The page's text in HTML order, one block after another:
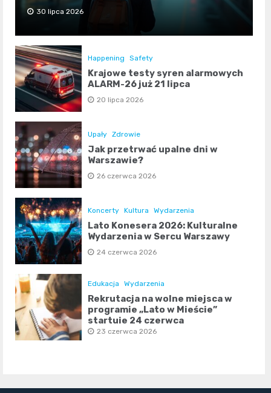
30 lipca 2026
Happening Safety
Krajowe testy syren alarmowych
ALARM-26 już 21 lipca
20 lipca 2026
Upały Zdrowie
Jak przetrwać upalne dni w
Warszawie?
26 czerwca 2026
Koncerty Kultura Wydarzenia
Lato Konesera 2026: Kulturalne
Wydarzenia w Sercu Warszawy
24 czerwca 2026
Edukacja Wydarzenia
Rekrutacja na wolne miejsca w
programie „Lato w Mieście”
startuje 24 czerwca
23 czerwca 2026